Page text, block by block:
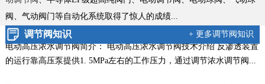
阀、 气动阀门等自动化系统取得了惊人的成绩...
+ 更多调节阀知识
调节阀知识
良创...
电动高压浓水调节阀技术说明
电动高压浓水调节阀简介： 电动高压浓水调节阀技术介绍 反渗透装置
的运行靠高压泵提供1. 5MPa左右的工作压力，通过调节浓水调节阀...